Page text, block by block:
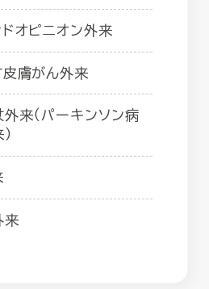
オピニオン外来
膚がん外来
来（パーキンソン病
来